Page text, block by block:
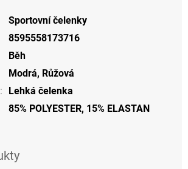
Sportovní čelenky
8595558173716
Běh
Modrá, Růžová
:
Lehká čelenka
85% POLYESTER, 15% ELASTAN